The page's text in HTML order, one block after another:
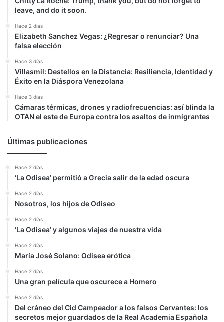
leave, and do it soon.
Hace 2 días
Elizabeth Sanchez Vegas: ¿Regresar o renunciar? Una
falsa elección
Hace 3 días
Villasmil: Destellos en la Distancia: Resiliencia, Identidad y
Éxito en la Diáspora Venezolana
Hace 3 días
Cámaras térmicas, drones y radiofrecuencias: así blinda la
OTAN el este de Europa contra los asaltos de inmigrantes
Últimas publicaciones
Hace 2 días
‘La Odisea’ permitió a Grecia salir de la edad oscura
Hace 2 días
Nosotros, los hijos de Odiseo
Hace 2 días
‘La Odisea’ y algunos viajes de nuestra vida
Hace 2 días
María José Solano: Odisea erótica
Hace 2 días
Una gran película que oscurece a Homero
Hace 2 días
Del cráneo del Cid Campeador a los falsos Cervantes: los
secretos mejor guardados de la Real Academia Española